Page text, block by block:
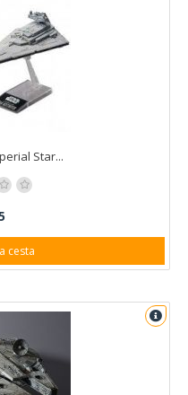
Star...
cesta